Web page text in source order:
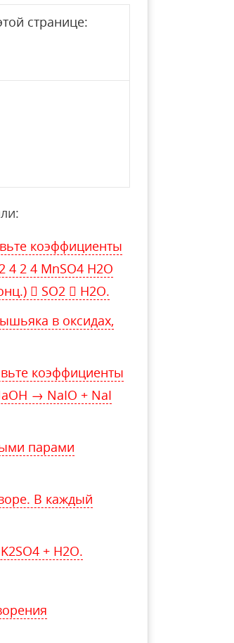
странице:
коэффициенты
4 2 4 MnSO4 H2O
 SO2  H2O.
в оксидах,
коэффициенты
→ NaIO + NaI
парами
В каждый
+ H2O.